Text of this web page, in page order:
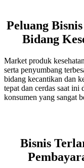
Peluang
Bidang
Market produk
serta penyumbang
bidang kecantikan dan
tepat dan cerdas saat
konsumen yang sangat
Bisnis